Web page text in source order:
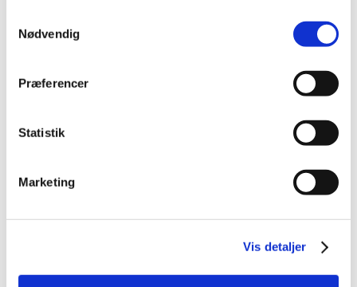
Nødvendig
Præferencer
Statistik
Marketing
Vis detaljer
januar (2)
2018 (46)
2016 (48)
2014 (44)
2012 (44)